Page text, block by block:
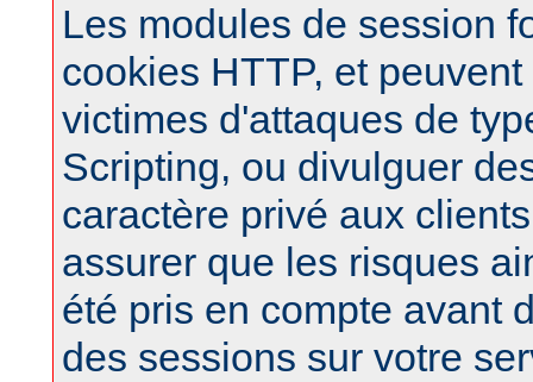
Les modules de session
cookies HTTP, et
victimes d'attaques de
Scripting, ou divulguer
caractère privé aux
assurer que les risques
été pris en compte avant
des sessions sur votre